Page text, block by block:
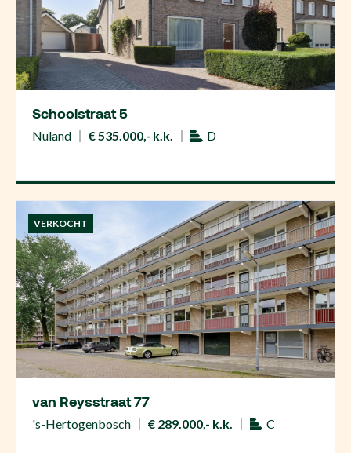
Schoolstraat 5
Nuland € 535.000,- k.k. D
VERKOCHT
van Reysstraat 77
's-Hertogenbosch € 289.000,- k.k. C